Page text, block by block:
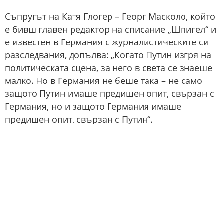
Съпругът на Катя Глогер – Георг Масколо, който
е бивш главен редактор на списание „Шпигел“ и
е известен в Германия с журналистическите си
разследвания, допълва: „Когато Путин изгря на
политическата сцена, за него в света се знаеше
малко. Но в Германия не беше така – не само
защото Путин имаше предишен опит, свързан с
Германия, но и защото Германия имаше
предишен опит, свързан с Путин“.